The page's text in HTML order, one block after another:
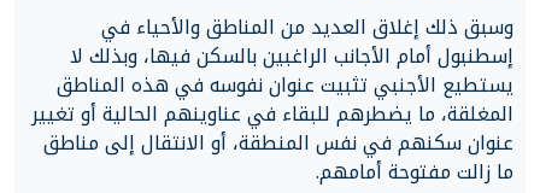
وسبق ذلك إغلاق العديد من المناطق والأحياء في
إسطنبول أمام الأجانب الراغبين بالسكن فيها، وبذلك لا
يستطيع الأجنبي تثبيت عنوان نفوسه في هذه المناطق
المغلقة، ما يضطرهم للبقاء في عناوينهم الحالية أو تغيير
عنوان سكنهم في نفس المنطقة، أو الانتقال إلى مناطق
ما زالت مفتوحة أمامهم.